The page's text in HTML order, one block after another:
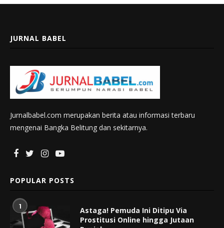
JURNAL BABEL
Jurnalbabel.com merupakan berita atau informasi terbaru
mengenai Bangka Belitung dan sekitarnya.
POPULAR POSTS
1
Astaga! Pemuda Ini Ditipu Via
Prostitusi Online hingga Jutaan